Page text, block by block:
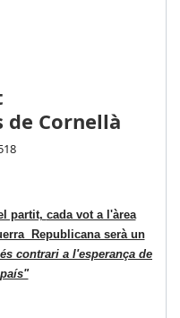
Cornellà
partit, cada vot a l'àrea
Republicana serà un
contrari a l'esperança de